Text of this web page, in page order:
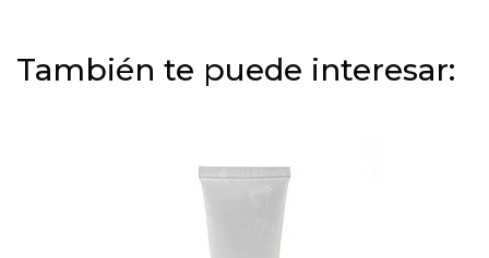
También te puede interesar: